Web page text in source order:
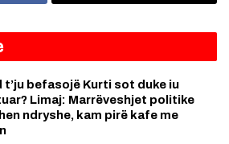
t’ju befasojë Kurti sot duke iu
Limaj: Marrëveshjet politike
ndryshe, kam pirë kafe me